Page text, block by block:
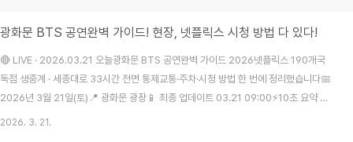
광화문 BTS 공연완벽 가이드! 현장, 넷플릭스 시청 방법 다 있다!
🔴 LIVE · 2026.03.21 오늘광화문 BTS 공연완벽 가이드 2026넷플릭스 190개국
독점 생중계 · 세종대로 33시간 전면 통제교통·주차·시청 방법 한 번에 정리했습니다📅
2026년 3월 21일(토)📍 광화문 광장📱 최종 업데이트 03.21 09:00⚡10초 요약 —
지금 당장 확인할 것⚠️ 핵심 체크리스트 5✓공연 날짜 / 장소: 3월 21일(토) · 광화문 광
2026. 3. 21.